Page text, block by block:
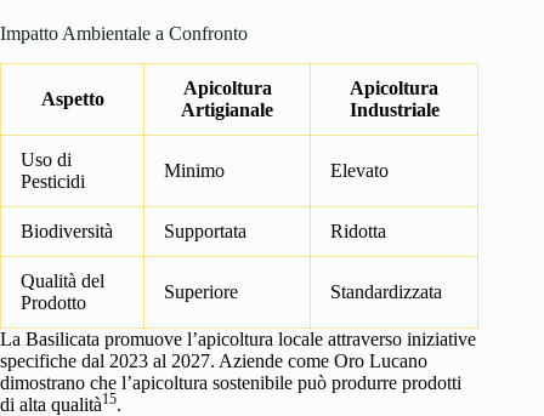
Impatto Ambientale a Confronto
Aspetto
Apicoltura
Artigianale
Apicoltura
Industriale
Uso di
Pesticidi
Minimo Elevato
Biodiversità Supportata Ridotta
Qualità del
Prodotto
Superiore Standardizzata
La Basilicata promuove l’apicoltura locale attraverso iniziative
specifiche dal 2023 al 2027. Aziende come Oro Lucano
dimostrano che l’apicoltura sostenibile può produrre prodotti
di alta qualità15.